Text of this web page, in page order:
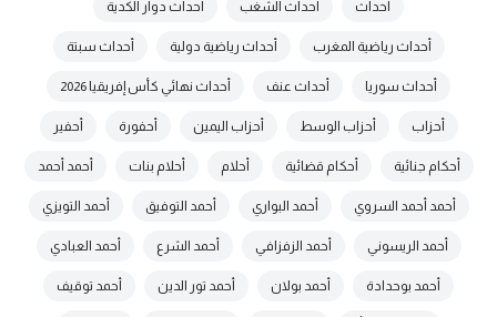
أحداث أحداث الشغب أحداث دوار الكدية
أحداث رياضية المغرب أحداث رياضية دولية أحداث سبتة
أحداث سوريا أحداث عنف أحداث نهائي كأس إفريقيا 2026
أحزاب أحزاب الوسط أحزاب اليمين أحفورة أحفير
أحكام جنائية أحكام قضائية أحلام أحلام بنات أحمد أحمد
أحمد أحمد السروي أحمد البواري أحمد التوفيق أحمد التويزي
أحمد الريسوني أحمد الزفزافي أحمد الشرع أحمد العبادي
أحمد بوحدادة أحمد بولان أحمد تور الدين أحمد توقيف